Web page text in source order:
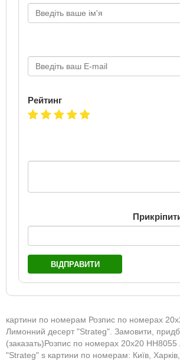
Рейтинг
ВІДПРАВИТИ
картини по номерам Розпис по номерах
Лимонний десерт "Strateg". Замовити,
(заказать)Розпис по номерах 20х20
"Strateg" s картини по номерам: Київ,